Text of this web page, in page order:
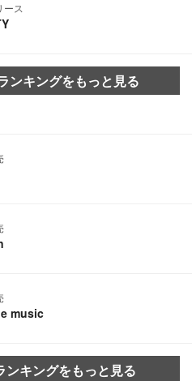
ス
ンキングをもっと見る
music
ンキングをもっと見る